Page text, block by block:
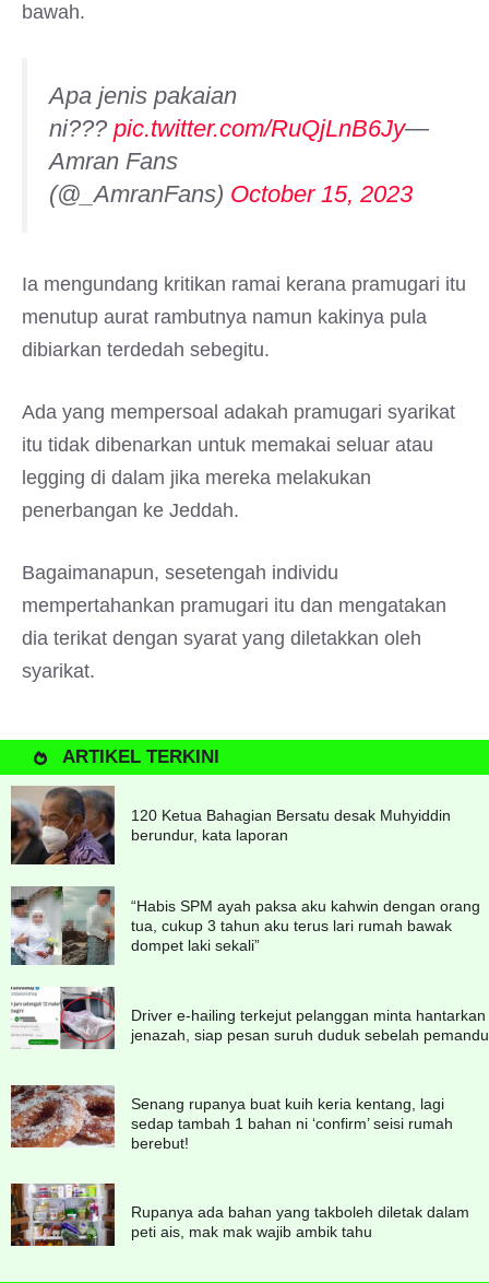
bawah.
Apa jenis pakaian
ni??? pic.twitter.com/RuQjLnB6Jy—
Amran Fans
(@_AmranFans) October 15, 2023
Ia mengundang kritikan ramai kerana pramugari itu
menutup aurat rambutnya namun kakinya pula
dibiarkan terdedah sebegitu.
Ada yang mempersoal adakah pramugari syarikat
itu tidak dibenarkan untuk memakai seluar atau
legging di dalam jika mereka melakukan
penerbangan ke Jeddah.
Bagaimanapun, sesetengah individu
mempertahankan pramugari itu dan mengatakan
dia terikat dengan syarat yang diletakkan oleh
syarikat.
ARTIKEL TERKINI
120 Ketua Bahagian Bersatu desak Muhyiddin
berundur, kata laporan
“Habis SPM ayah paksa aku kahwin dengan orang
tua, cukup 3 tahun aku terus lari rumah bawak
dompet laki sekali”
Driver e-hailing terkejut pelanggan minta hantarkan
jenazah, siap pesan suruh duduk sebelah pemandu
Senang rupanya buat kuih keria kentang, lagi
sedap tambah 1 bahan ni ‘confirm’ seisi rumah
berebut!
Rupanya ada bahan yang takboleh diletak dalam
peti ais, mak mak wajib ambik tahu